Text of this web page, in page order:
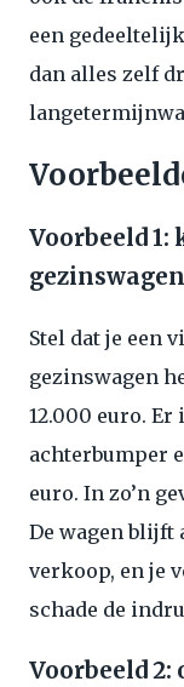
een
dan alles zelf
Voorbeeld 1:
gezinswagen
Stel dat je een
gezinswagen
12.000 euro. Er
achterbumper
euro. In zo’n
De wagen
verkoop, en je
schade de
Voorbeeld 2: